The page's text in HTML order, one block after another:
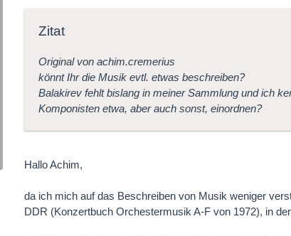
Zitat
Original von achim.cremerius
könnt Ihr die Musik evtl. etwas beschreiben?
Balakirev fehlt bislang in meiner Sammlung und ich
Komponisten etwa, aber auch sonst, einordnen?
Hallo Achim,
da ich mich auf das Beschreiben von Musik weniger
DDR (Konzertbuch Orchestermusik A-F von 1972), in